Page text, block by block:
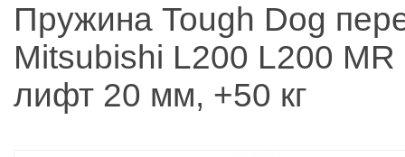
Пружина Tough Dog
Mitsubishi L200 L200
лифт 20 мм, +50 кг